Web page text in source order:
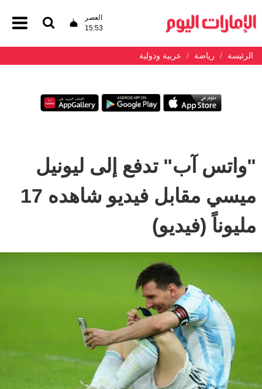
العصر
15:53
الرئيسة رياضة عربية ودولية
"واتس آب" تدفع إلى ليونيل
ميسي مقابل فيديو شاهده 17
مليوناً (فيديو)